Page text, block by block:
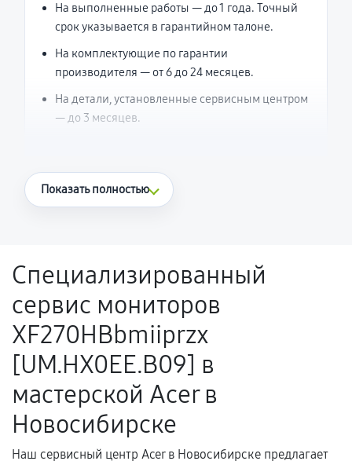
На выполненные работы — до 1 года. Точный
срок указывается в гарантийном талоне.
На комплектующие по гарантии
производителя — от 6 до 24 месяцев.
На детали, установленные сервисным центром
— до 3 месяцев.
Что считается гарантийным случаем
Поломка установленной детали при
нормальной эксплуатации в течение
гарантийного срока.
Несоответствие комплектующей заявленным
техническим характеристикам.
Документы для подтверждения
гарантии
Показать полностью
Специализированный
сервис мониторов
XF270HBbmiiprzx
[UM.HX0EE.B09] в
мастерской Acer в
Новосибирске
Наш сервисный центр Acer в Новосибирске предлагает